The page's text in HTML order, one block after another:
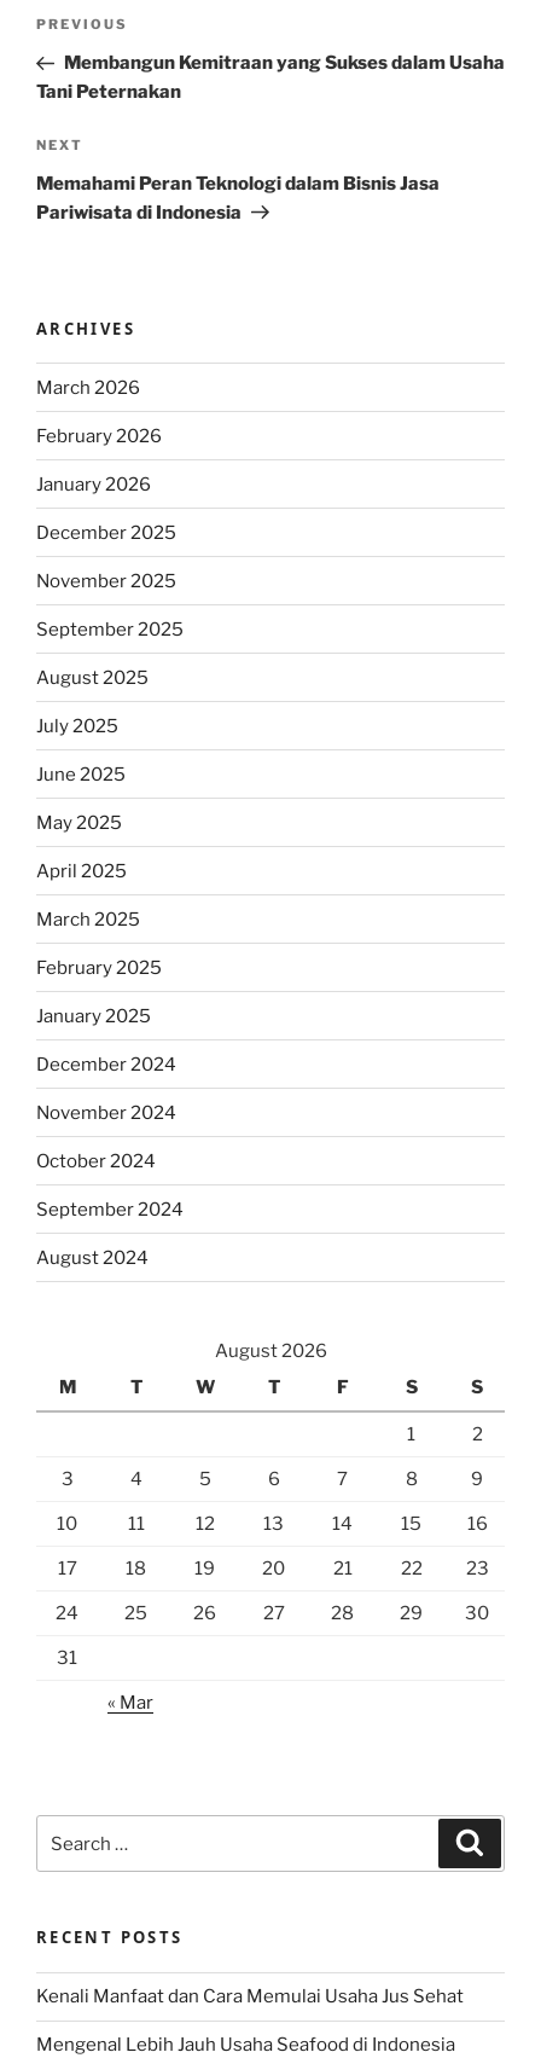
Previous
Post
PREVIOUS
Membangun Kemitraan yang Sukses dalam Usaha
Tani Peternakan
Next
Post
NEXT
Memahami Peran Teknologi dalam Bisnis Jasa
Pariwisata di Indonesia
ARCHIVES
March 2026
February 2026
January 2026
December 2025
November 2025
September 2025
August 2025
July 2025
June 2025
May 2025
April 2025
March 2025
February 2025
January 2025
December 2024
November 2024
October 2024
September 2024
August 2024
August 2026
M
T W T F S S
1 2
3 4 5 6 7 8 9
10 11 12 13 14 15 16
17 18 19 20 21 22 23
24 25 26 27 28 29 30
31
« Mar
for:
RECENT POSTS
Kenali Manfaat dan Cara Memulai Usaha Jus Sehat
Mengenal Lebih Jauh Usaha Seafood di Indonesia